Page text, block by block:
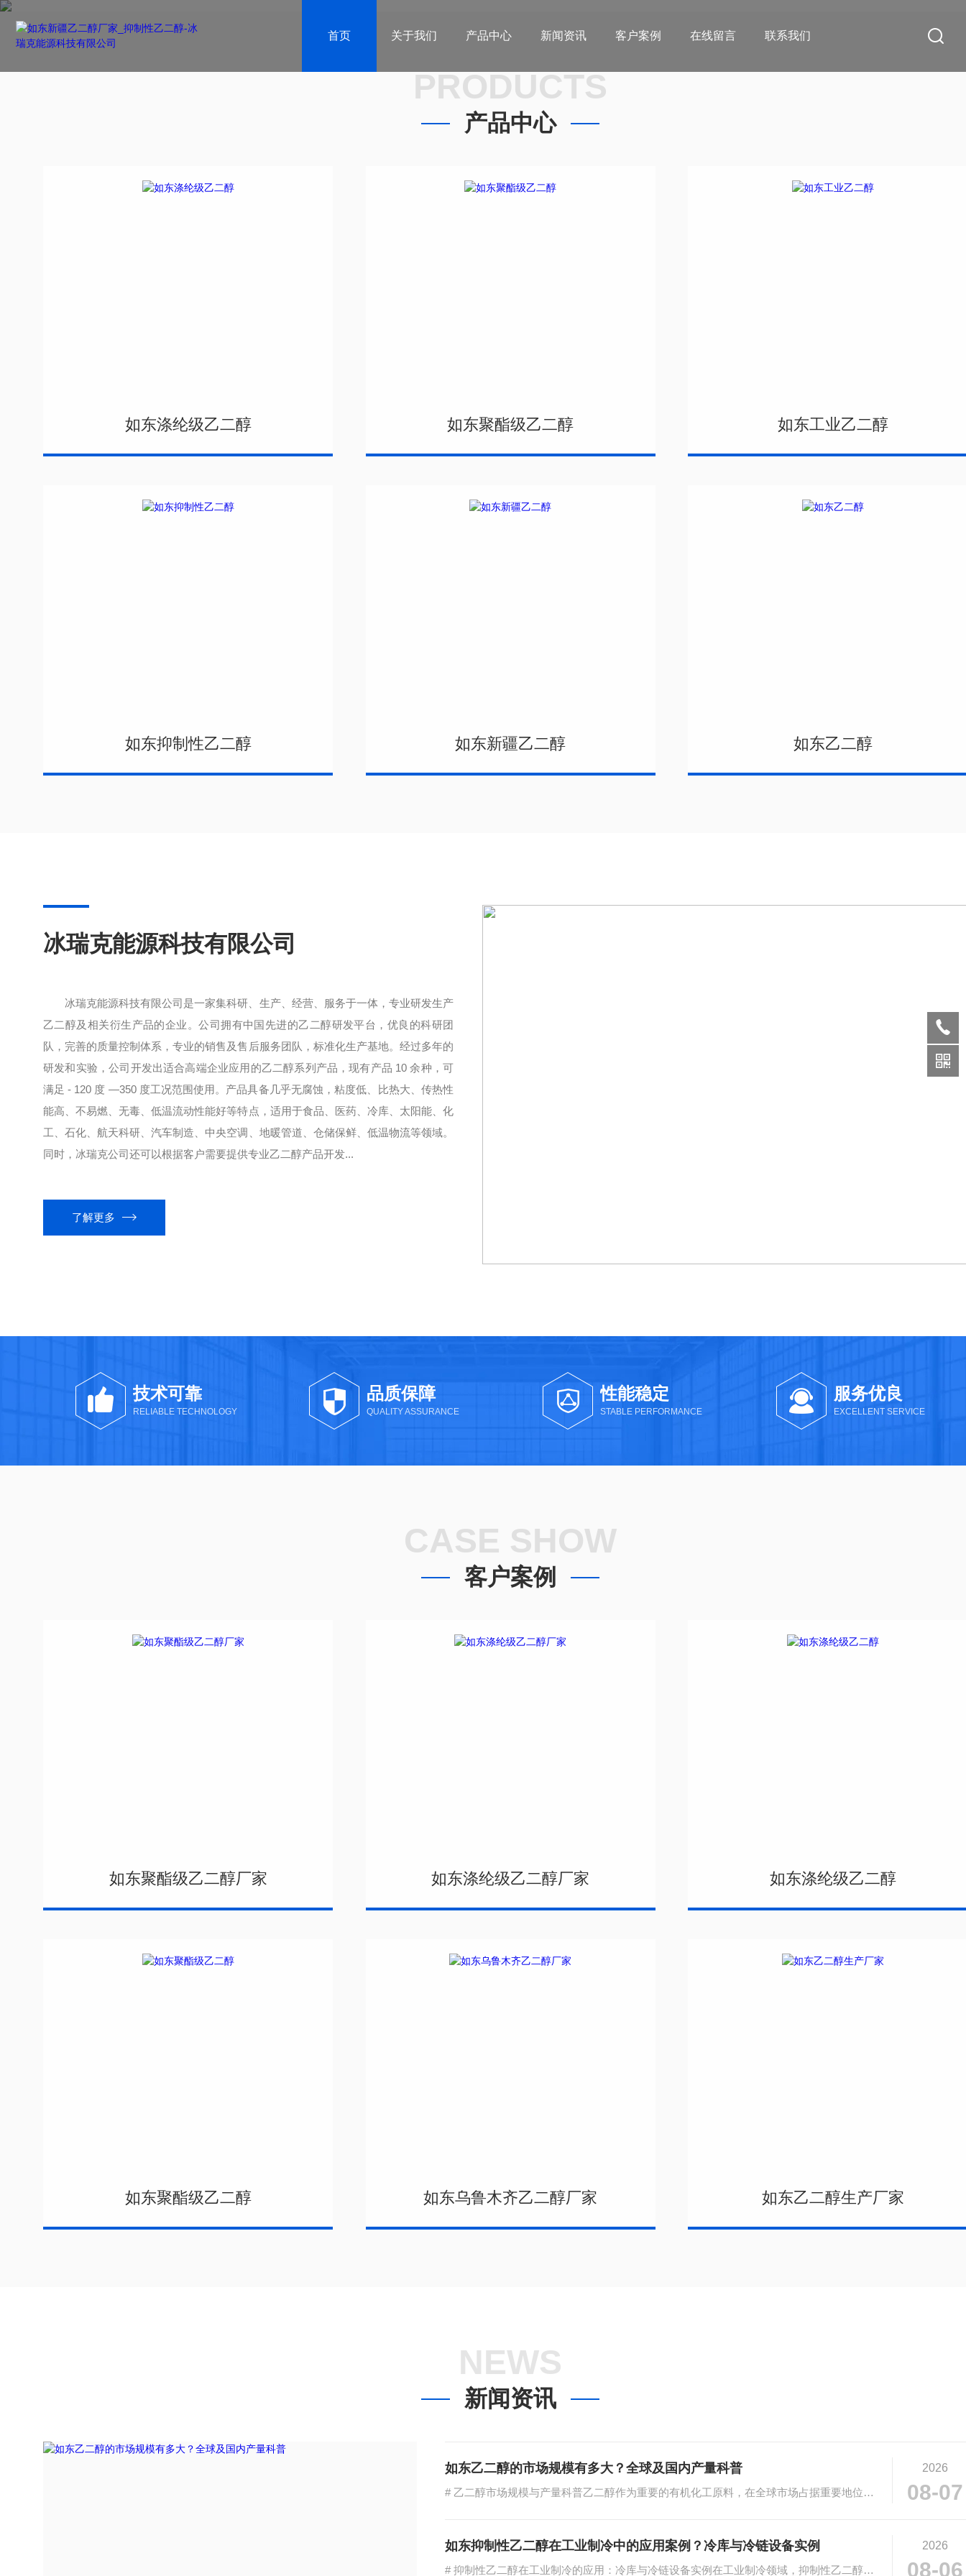
首页 关于我们 产品中心 新闻资讯 客户案例 在线留言 联系我们
PRODUCTS
产品中心
如东涤纶级乙二醇 如东聚酯级乙二醇 如东工业乙二醇
如东抑制性乙二醇 如东新疆乙二醇 如东乙二醇
冰瑞克能源科技有限公司
冰瑞克能源科技有限公司是一家集科研、生产、经营、服务于一体，专业研发生产
乙二醇及相关衍生产品的企业。公司拥有中国先进的乙二醇研发平台，优良的科研团
队，完善的质量控制体系，专业的销售及售后服务团队，标准化生产基地。经过多年的
研发和实验，公司开发出适合高端企业应用的乙二醇系列产品，现有产品 10 余种，可
满足 - 120 度 —350 度工况范围使用。产品具备几乎无腐蚀，粘度低、比热大、传热性
能高、不易燃、无毒、低温流动性能好等特点，适用于食品、医药、冷库、太阳能、化
工、石化、航天科研、汽车制造、中央空调、地暖管道、仓储保鲜、低温物流等领域。
同时，冰瑞克公司还可以根据客户需要提供专业乙二醇产品开发...
了解更多
技术可靠
RELIABLE TECHNOLOGY
品质保障
QUALITY ASSURANCE
性能稳定
STABLE PERFORMANCE
服务优良
EXCELLENT SERVICE
CASE SHOW
客户案例
如东聚酯级乙二醇厂家 如东涤纶级乙二醇厂家 如东涤纶级乙二醇
如东聚酯级乙二醇 如东乌鲁木齐乙二醇厂家 如东乙二醇生产厂家
NEWS
新闻资讯
如东乙二醇的市场规模有多大？全球及国内产量科普
# 乙二醇市场规模与产量科普乙二醇作为重要的有机化工原料，在全球市场占据重要地位。···
2026
08-07
如东抑制性乙二醇在工业制冷中的应用案例？冷库与冷链设备实例
# 抑制性乙二醇在工业制冷的应用：冷库与冷链设备实例在工业制冷领域，抑制性乙二醇凭···
2026
08-06